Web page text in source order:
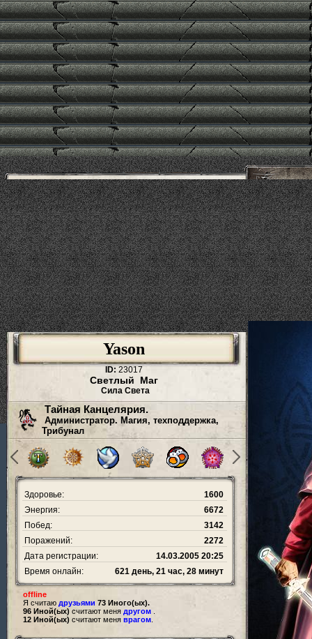
Yason
ID: 23017
Светлый Маг
Сила Света
Тайная Канцелярия.
Администратор. Магия, техподдержка,
Трибунал
Здоровье:
1600
Энергия:
6672
Побед:
3142
Поражений:
2272
Дата регистрации:
14.03.2005 20:25
Время онлайн:
621 день, 21 час, 28 минут
offline
Я считаю друзьями 73 Иного(ых).
96 Иной(ых) считают меня другом
12 Иной(ых) считают меня врагом